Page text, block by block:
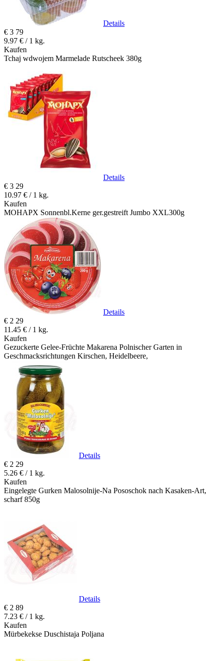
Details
€ 3 79
9.97 € / 1 kg.
Kaufen
Tchaj wdwojem Marmelade Rutscheek 380g
Details
€ 3 29
10.97 € / 1 kg.
Kaufen
MOHAPX Sonnenbl.Kerne ger.gestreift Jumbo XXL300g
Details
€ 2 29
11.45 € / 1 kg.
Kaufen
Gezuckerte Gelee-Früchte Makarena Polnischer Garten in
Geschmacksrichtungen Kirschen, Heidelbeere,
Details
€ 2 29
5.26 € / 1 kg.
Kaufen
Eingelegte Gurken Malosolnije-Na Pososchok nach Kasaken-Art,
scharf 850g
Details
€ 2 89
7.23 € / 1 kg.
Kaufen
Mürbekekse Duschistaja Poljana